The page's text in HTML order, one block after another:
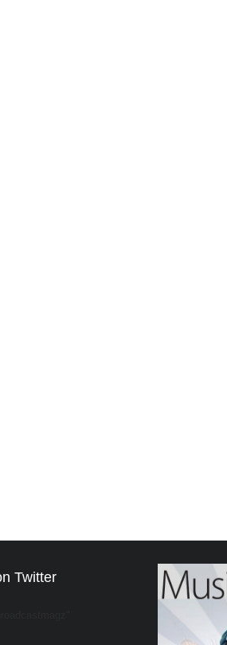
Twitter